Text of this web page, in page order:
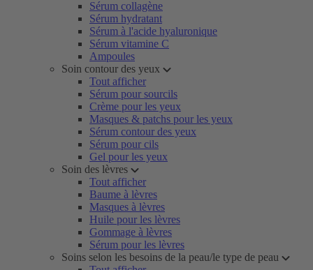
Sérum collagène
Sérum hydratant
Sérum à l'acide hyaluronique
Sérum vitamine C
Ampoules
Soin contour des yeux
Tout afficher
Sérum pour sourcils
Crème pour les yeux
Masques & patchs pour les yeux
Sérum contour des yeux
Sérum pour cils
Gel pour les yeux
Soin des lèvres
Tout afficher
Baume à lèvres
Masques à lèvres
Huile pour les lèvres
Gommage à lèvres
Sérum pour les lèvres
Soins selon les besoins de la peau/le type de peau